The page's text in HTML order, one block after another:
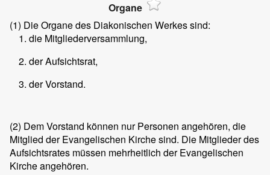
Organe
(1) Die Organe des Diakonischen Werkes sind:
die Mitgliederversammlung,
der Aufsichtsrat,
der Vorstand.
(2) Dem Vorstand können nur Personen angehören, die
Mitglied der Evangelischen Kirche sind. Die Mitglieder des
Aufsichtsrates müssen mehrheitlich der Evangelischen
Kirche angehören.